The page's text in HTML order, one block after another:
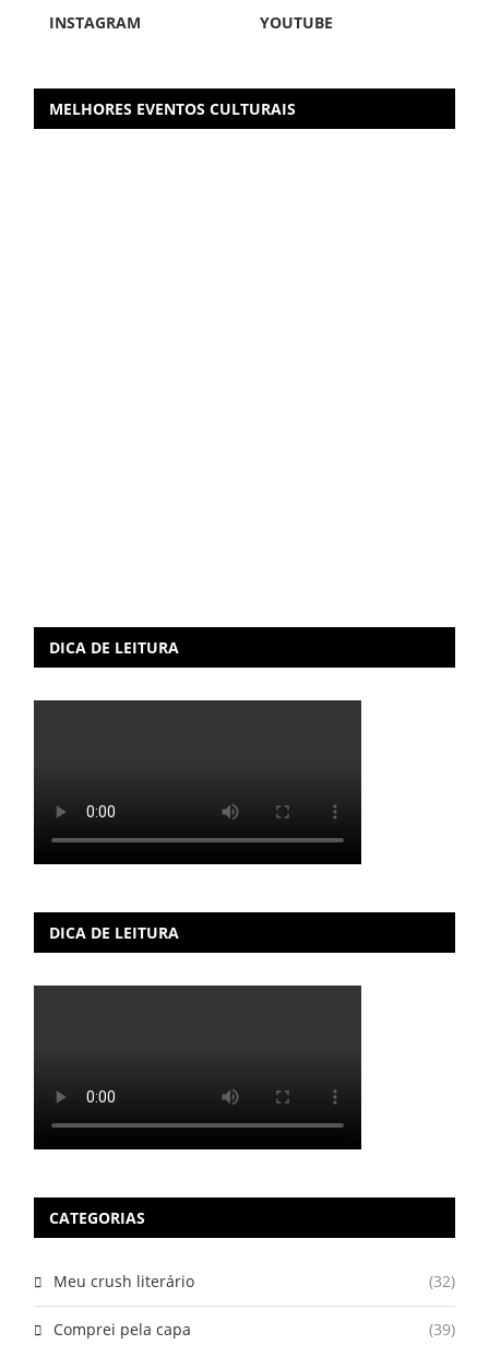
INSTAGRAM
YOUTUBE
MELHORES EVENTOS CULTURAIS
DICA DE LEITURA
DICA DE LEITURA
CATEGORIAS
Meu crush literário (32)
Comprei pela capa (39)